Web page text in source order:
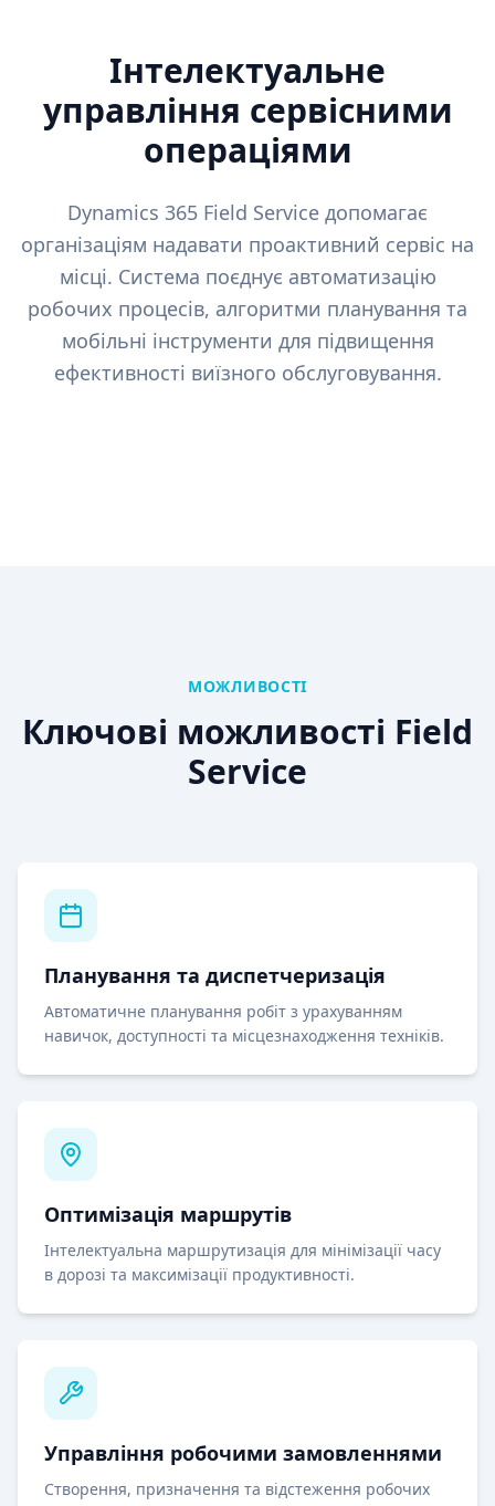
Інтелектуальне
управління сервісними
операціями
Dynamics 365 Field Service допомагає
організаціям надавати проактивний сервіс на
місці. Система поєднує автоматизацію
робочих процесів, алгоритми планування та
мобільні інструменти для підвищення
ефективності виїзного обслуговування.
МОЖЛИВОСТІ
Ключові можливості Field
Service
Планування та диспетчеризація
Автоматичне планування робіт з урахуванням
навичок, доступності та місцезнаходження техніків.
Оптимізація маршрутів
Інтелектуальна маршрутизація для мінімізації часу
в дорозі та максимізації продуктивності.
Управління робочими замовленнями
Створення, призначення та відстеження робочих